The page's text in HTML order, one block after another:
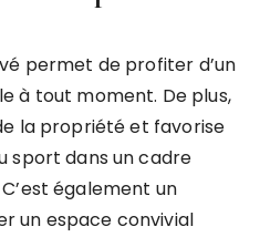
permet de profiter d’un
à tout moment. De plus,
la propriété et favorise
sport dans un cadre
également un
un espace convivial